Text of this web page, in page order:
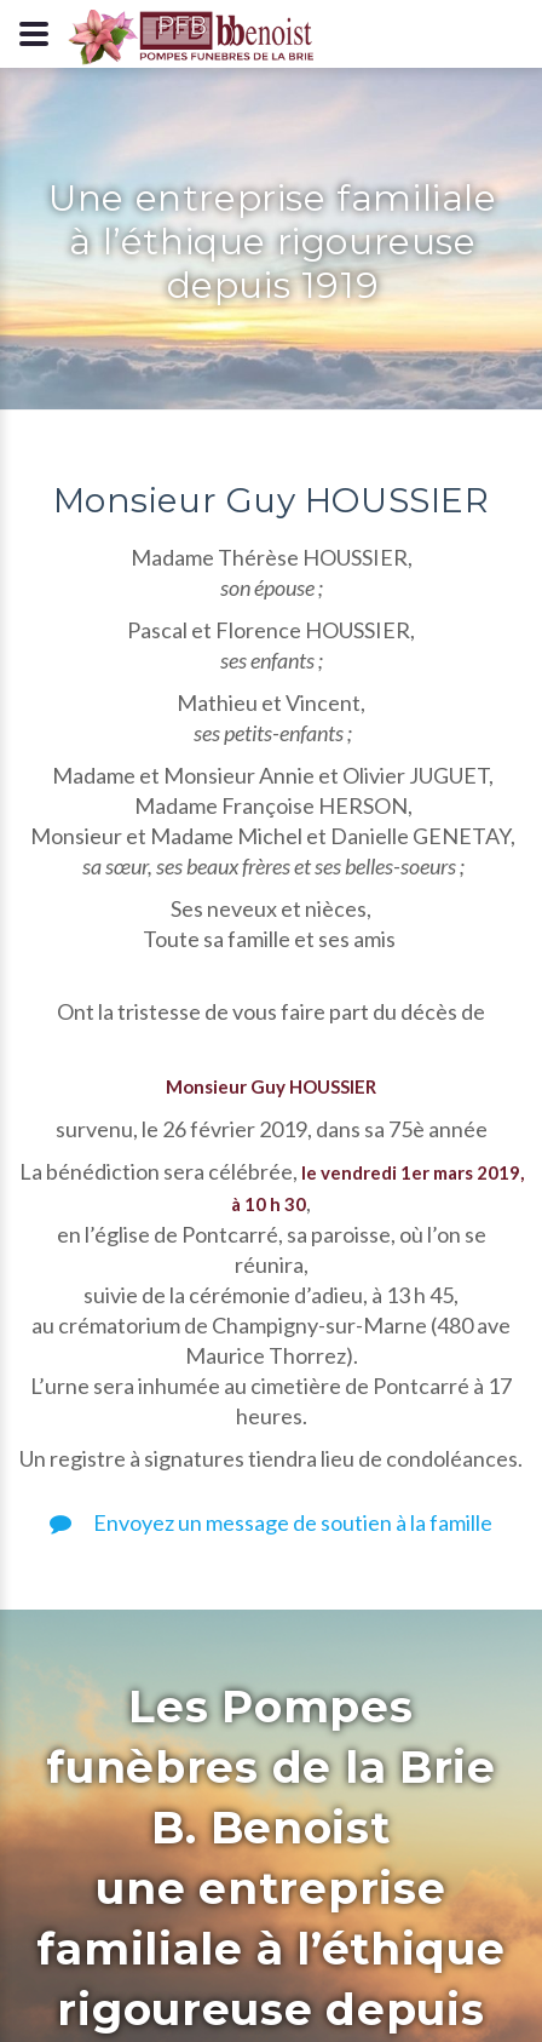
Panneau de gestion des cookies
Une entreprise familiale
à l’éthique rigoureuse
depuis 1919
Monsieur Guy HOUSSIER
Madame Thérèse HOUSSIER,
son épouse ;
Pascal et Florence HOUSSIER,
ses enfants ;
Mathieu et Vincent,
ses petits-enfants ;
Madame et Monsieur Annie et Olivier JUGUET,
Madame Françoise HERSON,
Monsieur et Madame Michel et Danielle GENETAY,
sa sœur, ses beaux frères et ses belles-soeurs ;
Ses neveux et nièces,
Toute sa famille et ses amis
Ont la tristesse de vous faire part du décès de
Monsieur Guy HOUSSIER
survenu, le 26 février 2019, dans sa 75è année
La bénédiction sera célébrée, le vendredi 1er mars 2019,
à 10 h 30,
en l’église de Pontcarré, sa paroisse, où l’on se
réunira,
suivie de la cérémonie d’adieu, à 13 h 45,
au crématorium de Champigny-sur-Marne (480 ave
Maurice Thorrez).
L’urne sera inhumée au cimetière de Pontcarré à 17
heures.
Un registre à signatures tiendra lieu de condoléances.
Envoyez un message de soutien à la famille
Les Pompes
funèbres de la Brie
B. Benoist
une entreprise
familiale à l’éthique
rigoureuse depuis